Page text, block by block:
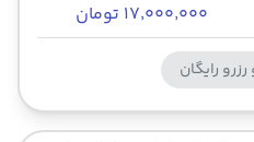
۱۷٬۰۰۰٬۰۰۰ تومان
رایگان